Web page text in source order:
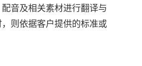
音及相关素材进行翻译与
则依据客户提供的标准或